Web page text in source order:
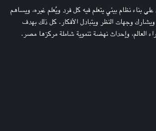
بناء نظام بيئي يتعلم فيه كل فرد ويُعلم غيره، ويساهم
وجهات النظر ويتبادل الأفكار. كل ذلك بهدف
العالم، وإحداث نهضة تنموية شاملة مركزها مصر.